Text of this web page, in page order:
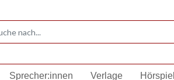
Sprecher:innen Verlage